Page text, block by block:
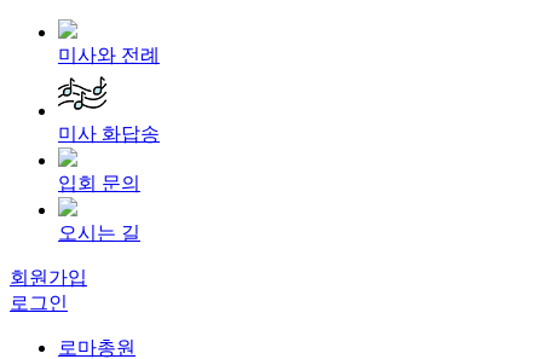
미사와 전례
미사 화답송
입회 문의
오시는 길
회원가입
로그인
로마총원